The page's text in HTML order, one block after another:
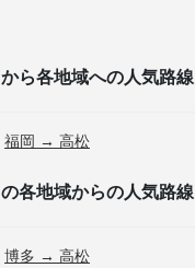
から各地域への人気路線
福岡 → 高松
の各地域からの人気路線
博多 → 高松